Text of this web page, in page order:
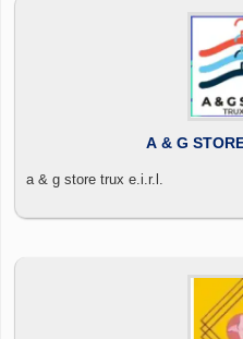
A & G
a & g store trux e.i.r.l.